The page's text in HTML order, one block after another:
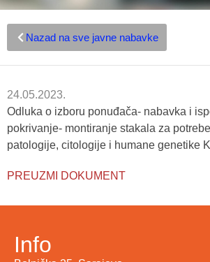
Nazad na sve javne nabavke
24.05.2023.
Odluka o izboru ponuđača- nabavka i
pokrivanje- montiranje stakala za
patologije, citologije i humane genetike
PREUZMI DOKUMENT
Info